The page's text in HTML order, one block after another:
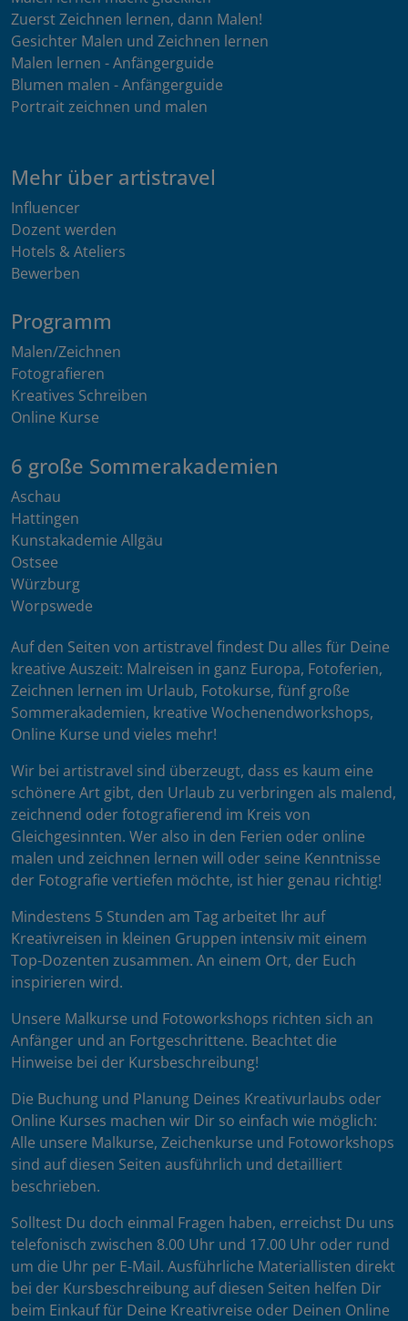
Zuerst Zeichnen lernen, dann Malen!
Gesichter Malen und Zeichnen lernen
Malen lernen - Anfängerguide
Blumen malen - Anfängerguide
Portrait zeichnen und malen
Mehr über artistravel
Influencer
Dozent werden
Hotels & Ateliers
Bewerben
Programm
Malen/Zeichnen
Fotografieren
Kreatives Schreiben
Online Kurse
6 große Sommerakademien
Aschau
Hattingen
Kunstakademie Allgäu
Ostsee
Würzburg
Worpswede
Auf den Seiten von artistravel findest Du alles für Deine
kreative Auszeit: Malreisen in ganz Europa, Fotoferien,
Zeichnen lernen im Urlaub, Fotokurse, fünf große
Sommerakademien, kreative Wochenendworkshops,
Online Kurse und vieles mehr!
Wir bei artistravel sind überzeugt, dass es kaum eine
schönere Art gibt, den Urlaub zu verbringen als malend,
zeichnend oder fotografierend im Kreis von
Gleichgesinnten. Wer also in den Ferien oder online
malen und zeichnen lernen will oder seine Kenntnisse
der Fotografie vertiefen möchte, ist hier genau richtig!
Mindestens 5 Stunden am Tag arbeitet Ihr auf
Kreativreisen in kleinen Gruppen intensiv mit einem
Top-Dozenten zusammen. An einem Ort, der Euch
inspirieren wird.
Unsere Malkurse und Fotoworkshops richten sich an
Anfänger und an Fortgeschrittene. Beachtet die
Hinweise bei der Kursbeschreibung!
Die Buchung und Planung Deines Kreativurlaubs oder
Online Kurses machen wir Dir so einfach wie möglich:
Alle unsere Malkurse, Zeichenkurse und Fotoworkshops
sind auf diesen Seiten ausführlich und detailliert
beschrieben.
Solltest Du doch einmal Fragen haben, erreichst Du uns
telefonisch zwischen 8.00 Uhr und 17.00 Uhr oder rund
um die Uhr per E-Mail. Ausführliche Materiallisten direkt
bei der Kursbeschreibung auf diesen Seiten helfen Dir
beim Einkauf für Deine Kreativreise oder Deinen Online